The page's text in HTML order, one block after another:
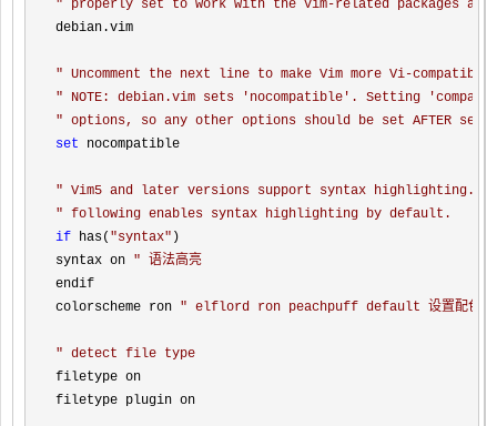
" properly set to work with the Vim-related packages
debian.vim
" Uncomment the next line to make Vim more Vi-compatible
" NOTE: debian.vim sets 'nocompatible'. Setting
" options, so any other options should be set AFTER
set nocompatible
" Vim5 and later versions support syntax highlighting.
" following enables syntax highlighting by default.
if has( "syntax" )
syntax on " 语法高亮
endif
colorscheme ron " elflord ron peachpuff default 设置配色方
" detect file type
filetype on
filetype plugin on